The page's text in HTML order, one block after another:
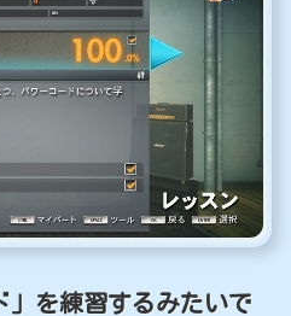
」を練習するみたいで